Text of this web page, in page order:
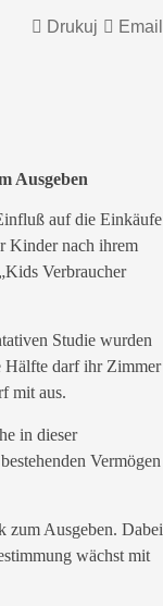
Email
Drukuj
Ausgeben
auf die Einkäufe
Kinder nach ihrem
Verbraucher
Studie wurden
Hälfte darf ihr Zimmer
mit aus.
in dieser
Vermögen
zum Ausgeben. Dabei
wächst mit